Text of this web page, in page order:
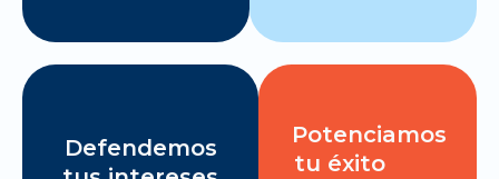
Defendemos
Potenciamos
tu éxito